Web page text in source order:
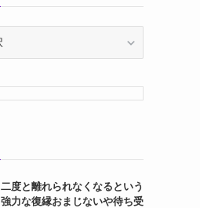
二度と離れられなくなるという
強力な復縁おまじないや待ち受